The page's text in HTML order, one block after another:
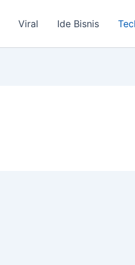
Viral Ide Bisnis